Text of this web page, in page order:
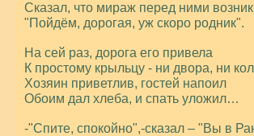
Сказал, что мираж перед ними
"Пойдём, дорогая, уж скоро родник".
На сей раз, дорога его привела
К простому крыльцу - ни двора, ни
Хозяин приветлив, гостей напоил
Обоим дал хлеба, и спать уложил…
-"Спите, спокойно",-сказал – "Вы в